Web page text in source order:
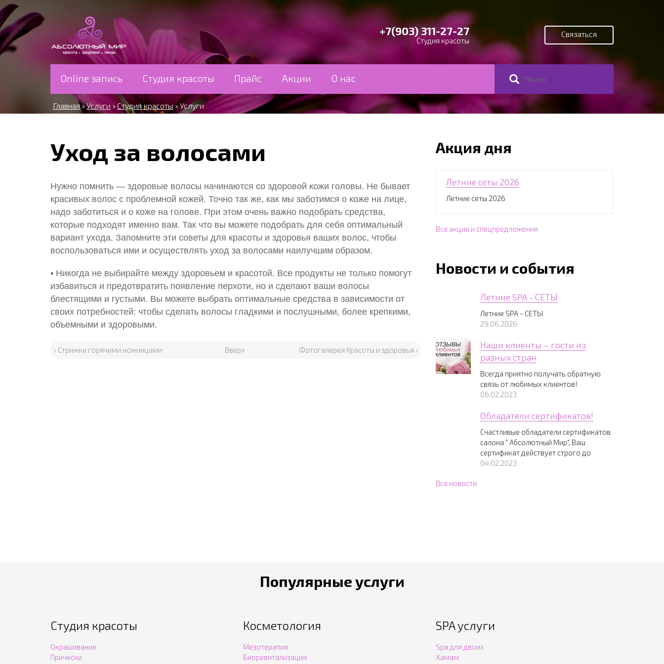
Перейти к основному содержанию
+7(903) 311-27-27
Студия красоты
Связаться
Online запись Студия красоты Прайс Акции О нас
Форма поиска
Главная»Услуги »Студия красоты»Услуги
Уход за волосами
Нужно помнить — здоровые волосы начинаются со здоровой кожи головы. Не бывает
красивых волос с проблемной кожей. Точно так же, как мы заботимся о коже на лице,
надо заботиться и о коже на голове. При этом очень важно подобрать средства,
которые подходят именно вам. Так что вы можете подобрать для себя оптимальный
вариант ухода. Запомните эти советы для красоты и здоровья ваших волос, чтобы
воспользоваться ими и осуществлять уход за волосами наилучшим образом.
• Никогда не выбирайте между здоровьем и красотой. Все продукты не только помогут
избавиться и предотвратить появление перхоти, но и сделают ваши волосы
блестящими и густыми. Вы можете выбрать оптимальные средства в зависимости от
своих потребностей: чтобы сделать волосы гладкими и послушными, более крепкими,
объемными и здоровыми.
‹ Стрижки горячими ножницами Вверх Фотогалерея Красоты и здоровья ›
Акция дня
Летние сеты 2026
Летние сеты 2026
Все акции и спецпредложения
Новости и события
Летние SPA - СЕТЫ
Летние SPA - СЕТЫ
29.06.2026
Наши клиенты – гости из
разных стран
Всегда приятно получать обратную
связь от любимых клиентов!
06.02.2023
Обладатели сертификатов!
Счастливые обладатели сертификатов
салона " Абсолютный Мир", Ваш
сертификат действует строго до
04.02.2023
Все новости
Популярные услуги
Студия красоты
Окрашивание
Прически
Косметология
Мезотерапия
Биоревитализация
SPA услуги
Spa для двоих
Хамам